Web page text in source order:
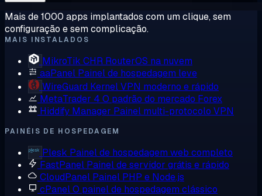
Mais de 1000 apps implantados com um clique, sem
configuração e sem complicação.
MAIS INSTALADOS
MikroTik CHR RouterOS na nuvem
aaPanel Painel de hospedagem leve
WireGuard Kernel VPN moderno e rápido
MetaTrader 4 O padrão do mercado Forex
Hiddify Manager Painel multi-protocolo VPN
PAINÉIS DE HOSPEDAGEM
Plesk Painel de hospedagem web completo
FastPanel Painel de servidor grátis e rápido
CloudPanel Painel PHP e Node.js
cPanelO painel de hospedagem clássico